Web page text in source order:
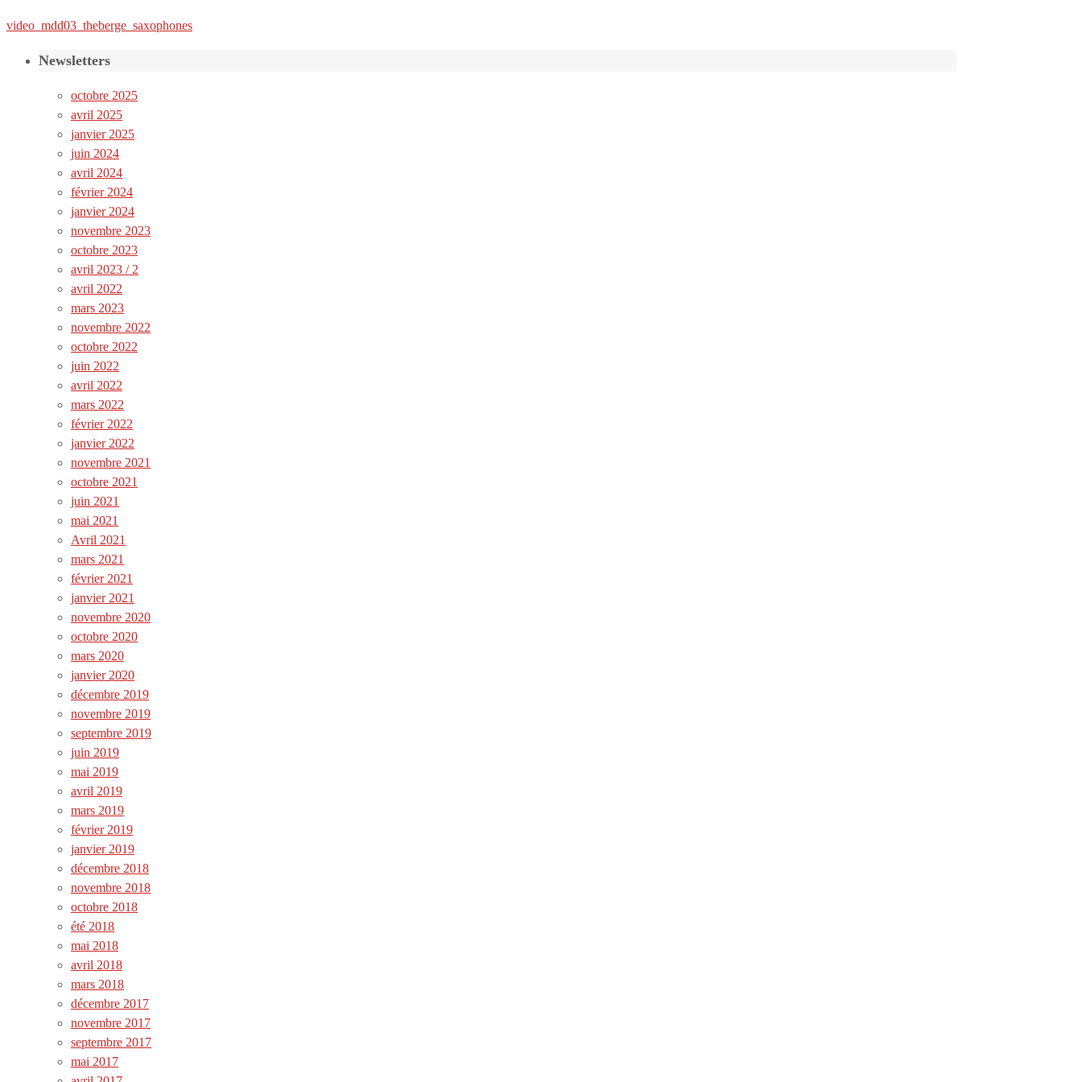
video_mdd03_theberge_saxophones
Newsletters
octobre 2025
avril 2025
janvier 2025
juin 2024
avril 2024
février 2024
janvier 2024
novembre 2023
octobre 2023
avril 2023 / 2
avril 2022
mars 2023
novembre 2022
octobre 2022
juin 2022
avril 2022
mars 2022
février 2022
janvier 2022
novembre 2021
octobre 2021
juin 2021
mai 2021
Avril 2021
mars 2021
février 2021
janvier 2021
novembre 2020
octobre 2020
mars 2020
janvier 2020
décembre 2019
novembre 2019
septembre 2019
juin 2019
mai 2019
avril 2019
mars 2019
février 2019
janvier 2019
décembre 2018
novembre 2018
octobre 2018
été 2018
mai 2018
avril 2018
mars 2018
décembre 2017
novembre 2017
septembre 2017
mai 2017